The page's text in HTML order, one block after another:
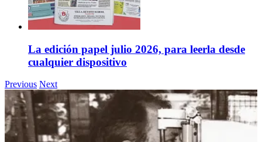
La edición papel julio 2026, para leerla desde
cualquier dispositivo
Previous Next